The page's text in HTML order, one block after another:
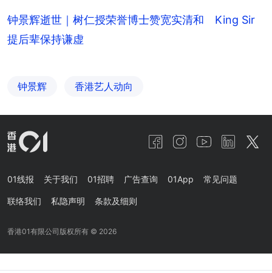
钟景辉逝世｜树仁授荣誉博士赞宽实清和 King Sir
提后辈保持谦虚
钟景辉 香港艺人动向
01线报 关于我们 01招聘 广告查询 01App 常见问题
联络我们 私隐声明 条款及细则
香港01有限公司版权所有 © 2026